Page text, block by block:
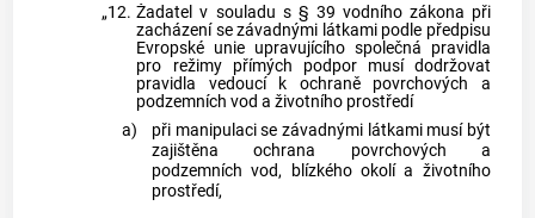
„12. Žadatel v souladu s § 39 vodního zákona při
zacházení se závadnými látkami podle předpisu
Evropské unie upravujícího společná pravidla
pro režimy přímých podpor musí dodržovat
pravidla vedoucí k ochraně povrchových a
podzemních vod a životního prostředí
a)
při manipulaci se závadnými látkami musí být
zajištěna ochrana povrchových a
podzemních vod, blízkého okolí a životního
prostředí,